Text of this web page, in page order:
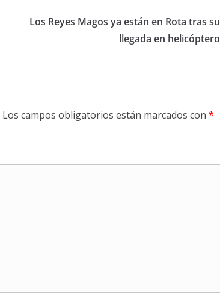
Los Reyes Magos ya están en Rota tras su
llegada en helicóptero
Los campos obligatorios están marcados con *